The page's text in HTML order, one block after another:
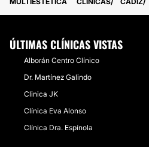
ÚLTIMAS CLÍNICAS VISTAS
Alborán Centro Clínico
Dr. Martínez Galindo
Clinica JK
Clínica Eva Alonso
Clínica Dra. Espínola